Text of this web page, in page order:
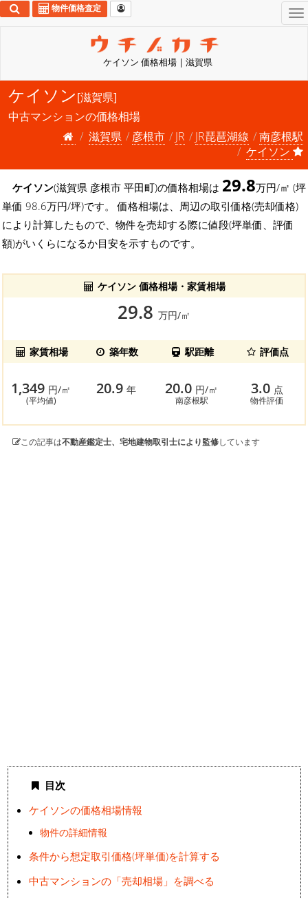
ケイソン 価格相場 | 滋賀県
物件価格査定
ケイソン[滋賀県]
中古マンションの価格相場
滋賀県
彦根市 JR JR琵琶湖線
南彦根駅
ケイソン
ケイソン(滋賀県 彦根市 平田町)の価格相場は 29.8万円/㎡ (坪
単価 98.6万円/坪)です。 価格相場は、周辺の取引価格(売却価格)
により計算したもので、物件を売却する際に値段(坪単価、評価
額)がいくらになるか目安を示すものです。
ケイソン 価格相場・家賃相場
29.8 万円/㎡
家賃相場 築年数 駅距離 評価点
1,349 円/㎡
(平均値)
20.9年 20.0 円/㎡
南彦根駅
3.0 点
物件評価
この記事は不動産鑑定士、宅地建物取引士により監修しています
目次
ケイソンの価格相場情報
物件の詳細情報
条件から想定取引価格(坪単価)を計算する
中古マンションの「売却相場」を調べる